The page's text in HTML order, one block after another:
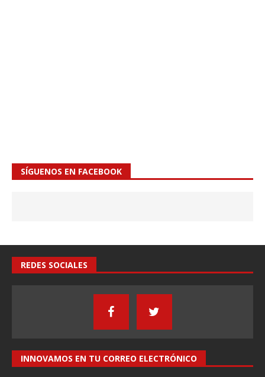
SÍGUENOS EN FACEBOOK
REDES SOCIALES
INNOVAMOS EN TU CORREO ELECTRÓNICO